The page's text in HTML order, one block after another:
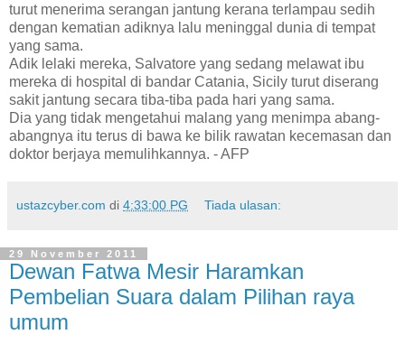
turut menerima serangan jantung kerana terlampau sedih
dengan kematian adiknya lalu meninggal dunia di tempat
yang sama.
Adik lelaki mereka, Salvatore yang sedang melawat ibu
mereka di hospital di bandar Catania, Sicily turut diserang
sakit jantung secara tiba-tiba pada hari yang sama.
Dia yang tidak mengetahui malang yang menimpa abang-
abangnya itu terus di bawa ke bilik rawatan kecemasan dan
doktor berjaya memulihkannya. - AFP
ustazcyber.com di 4:33:00 PG Tiada ulasan:
29 November 2011
Dewan Fatwa Mesir Haramkan
Pembelian Suara dalam Pilihan raya
umum